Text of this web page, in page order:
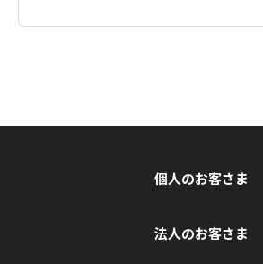
個人のお客さま
法人のお客さま